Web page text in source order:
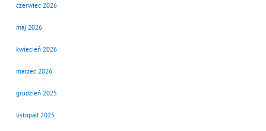
czerwiec 2026
maj 2026
kwiecień 2026
marzec 2026
grudzień 2025
listopad 2025